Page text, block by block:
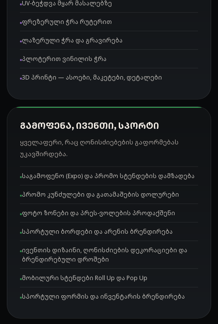
UV-ბეჭდვა მყარ მასალებზე
ფრეზერული ჭრა რუტერით
ლაზერული ჭრა და გრავირება
პლოტერით ვინილის ჭრა
3D პრინტი — ასოები, მაკეტები, დეტალები
ᲒᲐᲛᲝᲤᲔᲜᲐ, ᲘᲕᲔᲜᲗᲘ, ᲡᲞᲝᲠᲢᲘ
ყველაფერი, რაც ღონისძიებების გაფორმებას
უკავშირდება.
საგამოფენო (Expo) და პრომო სტენდების დამზადება
პრომო კუნძულები და გათამაშების დოლურები
ფოტო ზონები და პრეს-ვოლების პროდაქშენი
სპორტული ბორდები და არენის ბრენდირება
ივენთის დიზაინი, ღონისძიების დეკორაციები და
ბრენდირებული დროშები
მობილური სტენდები Roll Up და Pop Up
სპორტული ფორმის და ინვენტარის ბრენდირება